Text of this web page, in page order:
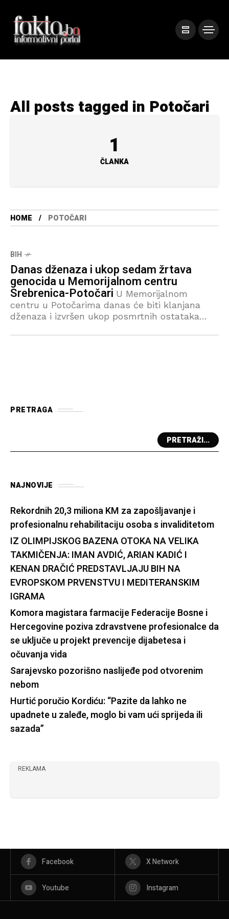
All posts tagged in Potočari
1
ČLANKA
HOME POTOČARI
BIH
Danas dženaza i ukop sedam žrtava
genocida u Memorijalnom centru
Srebrenica-Potočari U Memorijalnom
centru u Potočarima danas će biti klanjana
dženaza i izvršen ukop posmrtnih ostataka
godine žrtve će biti ukopane uz svoje najbliže
PRETRAGA
PRETRAŽI...
NAJNOVIJE
Rekordnih 20,3 miliona KM za zapošljavanje i
profesionalnu rehabilitaciju osoba s invaliditetom
IZ OLIMPIJSKOG BAZENA OTOKA NA VELIKA
TAKMIČENJA: IMAN AVDIĆ, ARIAN KADIĆ I
KENAN DRAČIĆ PREDSTAVLJAJU BIH NA
EVROPSKOM PRVENSTVU I MEDITERANSKIM
IGRAMA
Komora magistara farmacije Federacije Bosne i
Hercegovine poziva zdravstvene profesionalce da
se uključe u projekt prevencije dijabetesa i
očuvanja vida
Sarajevsko pozorišno naslijeđe pod otvorenim
nebom
Hurtić poručio Kordiću: “Pazite da lahko ne
upadnete u zaleđe, moglo bi vam ući sprijeda ili
sazada”
REKLAMA
Facebook X Network
Youtube Instagram